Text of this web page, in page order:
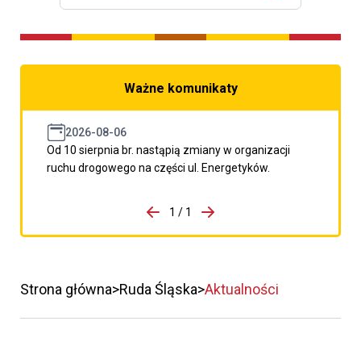
Ważne komunikaty
2026-08-06
Od 10 sierpnia br. nastąpią zmiany w organizacji
ruchu drogowego na części ul. Energetyków.
porzpedniego komunikatu
1 / 1
Przejdź do następnego
Strona główna Ruda Śląska Aktualności